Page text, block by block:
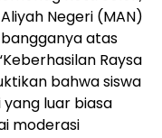
Negeri (MAN)
atas
Raysa
bahwa siswa
yang luar biasa
moderasi